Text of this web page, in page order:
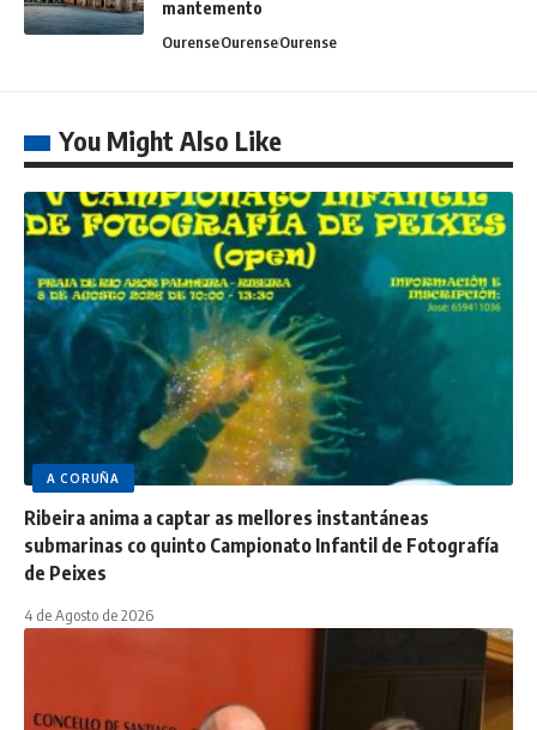
mantemento
OurenseOurenseOurense
You Might Also Like
A CORUÑA
Ribeira anima a captar as mellores instantáneas
submarinas co quinto Campionato Infantil de Fotografía
de Peixes
4 de Agosto de 2026